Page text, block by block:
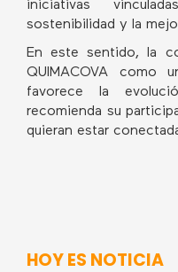
iniciativas
sostenibilidad y la
En este sentido, la
QUIMACOVA como
favorece la
recomienda su
quieran estar
HOY ES NOTICIA